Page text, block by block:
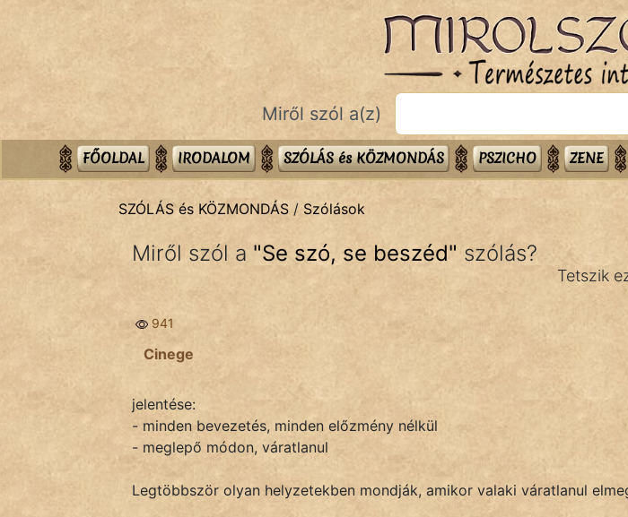
Bibliai
Közmondások
Szóláscsoportok
Miről szól a(z)
FŐOLDAL IRODALOM SZÓLÁS és KÖZMONDÁS PSZICHO ZENE
SZÓLÁS és KÖZMONDÁS / Szólások
Miről szól a "Se szó, se beszéd" szólás?
Tetszik
941
Cinege
jelentése:
- minden bevezetés, minden előzmény nélkül
- meglepő módon, váratlanul
Legtöbbször olyan helyzetekben mondják, amikor valaki váratlanul